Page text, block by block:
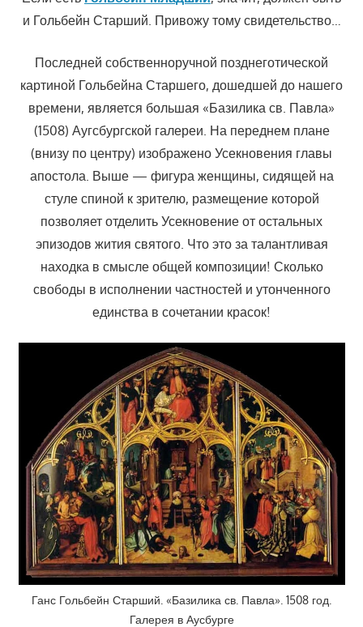
и Гольбейн Старший. Привожу тому свидетельство…
Последней собственноручной позднеготической
картиной Гольбейна Старшего, дошедшей до нашего
времени, является большая «Базилика св. Павла»
(1508) Аугсбургской галереи. На переднем плане
(внизу по центру) изображено Усекновения главы
апостола. Выше — фигура женщины, сидящей на
стуле спиной к зрителю, размещение которой
позволяет отделить Усекновение от остальных
эпизодов жития святого. Что это за талантливая
находка в смысле общей композиции! Сколько
свободы в исполнении частностей и утонченного
единства в сочетании красок!
Ганс Гольбейн Старший. «Базилика св. Павла». 1508 год.
Галерея в Аусбурге